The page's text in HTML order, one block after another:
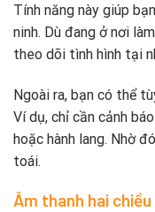
Tính năng này giúp
ninh. Dù đang ở nơi
theo dõi tình hình tại
Ngoài ra, bạn có thể
Ví dụ, chỉ cần cảnh
hoặc hành lang. Nhờ
toái.
Âm thanh hai